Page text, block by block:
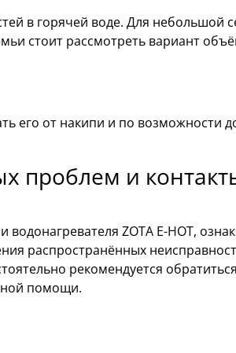
в горячей воде. Для небольшой
стоит рассмотреть вариант
его от накипи и по возможности
проблем и
ZOTA E-HOT,
распространённых
рекомендуется
помощи.